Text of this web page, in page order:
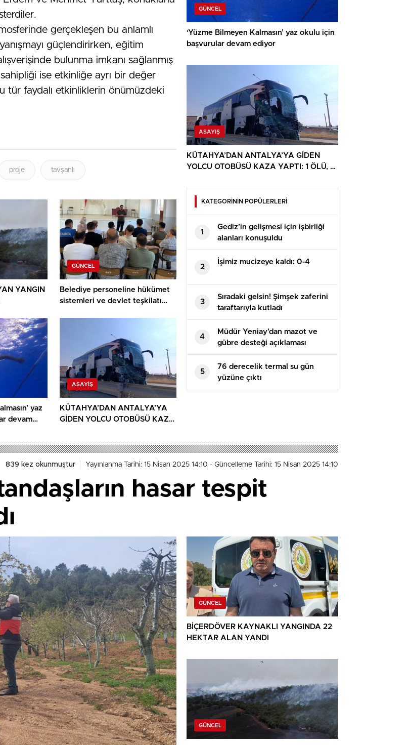
gerçekleşen bu anlamlı
güçlendirirken, eğitim
bulunma imkanı sağlanmış
ise etkinliğe ayrı bir değer
tür faydalı etkinliklerin önümüzdeki
proje tavşanlı
YANGIN
GÜNCEL
Belediye personeline hükümet
sistemleri ve devlet teşkilatı
yaz
devam
ASAYIŞ
KÜTAHYA’DAN ANTALYA’YA
GİDEN YOLCU OTOBÜSÜ KAZA
GÜNCEL
‘Yüzme Bilmeyen Kalmasın’ yaz okulu için
başvurular devam ediyor
ASAYIŞ
KÜTAHYA’DAN ANTALYA’YA GİDEN
YOLCU OTOBÜSÜ KAZA YAPTI: 1 ÖLÜ, 15
KATEGORİNİN POPÜLERLERİ
1
Gediz’in gelişmesi için işbirliği
alanları konuşuldu
2
İşimiz mucizeye kaldı: 0-4
3
Sıradaki gelsin! Şimşek zaferini
taraftarıyla kutladı
4
Müdür Yeniay’dan mazot ve
gübre desteği açıklaması
5
76 derecelik termal su gün
yüzüne çıktı
839 kez okunmuştur Yayınlanma Tarihi: 15 Nisan 2025 14:10 - Güncelleme Tarihi: 15 Nisan 2025 14:10
hasar tespit
GÜNCEL
BİÇERDÖVER KAYNAKLI YANGINDA 22
HEKTAR ALAN YANDI
GÜNCEL